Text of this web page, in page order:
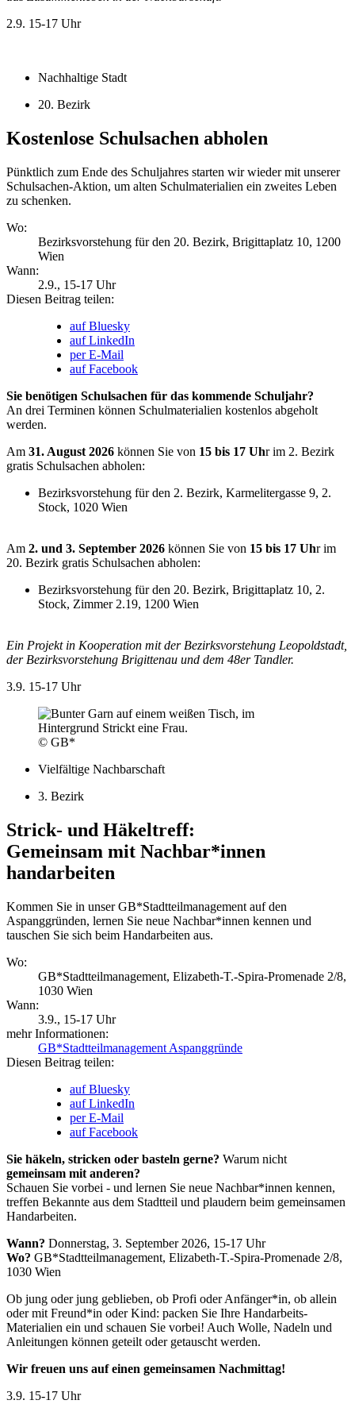
2.9. 15-17 Uhr
Nachhaltige Stadt
20. Bezirk
Kostenlose Schulsachen abholen
Pünktlich zum Ende des Schuljahres starten wir wieder mit unserer
Schulsachen-Aktion, um alten Schulmaterialien ein zweites Leben
zu schenken.
Wo:
Bezirksvorstehung für den 20. Bezirk, Brigittaplatz 10, 1200
Wien
Wann:
2.9., 15-17 Uhr
Diesen Beitrag teilen:
auf Bluesky
auf LinkedIn
per E-Mail
auf Facebook
Sie benötigen Schulsachen für das kommende Schuljahr?
An drei Terminen können Schulmaterialien kostenlos abgeholt
werden.
Am 31. August 2026 können Sie von 15 bis 17 Uhr im 2. Bezirk
gratis Schulsachen abholen:
Bezirksvorstehung für den 2. Bezirk, Karmelitergasse 9, 2.
Stock, 1020 Wien
Am 2. und 3. September 2026 können Sie von 15 bis 17 Uhr im
20. Bezirk gratis Schulsachen abholen:
Bezirksvorstehung für den 20. Bezirk, Brigittaplatz 10, 2.
Stock, Zimmer 2.19, 1200 Wien
Ein Projekt in Kooperation mit der Bezirksvorstehung Leopoldstadt,
der Bezirksvorstehung Brigittenau und dem 48er Tandler.
3.9. 15-17 Uhr
© GB*
Vielfältige Nachbarschaft
3. Bezirk
Strick- und Häkeltreff:
Gemeinsam mit Nachbar*innen
handarbeiten
Kommen Sie in unser GB*Stadtteilmanagement auf den
Aspanggründen, lernen Sie neue Nachbar*innen kennen und
tauschen Sie sich beim Handarbeiten aus.
Wo:
GB*Stadtteilmanagement, Elizabeth-T.-Spira-Promenade 2/8,
1030 Wien
Wann:
3.9., 15-17 Uhr
mehr Informationen:
GB*Stadtteilmanagement Aspanggründe
Diesen Beitrag teilen:
auf Bluesky
auf LinkedIn
per E-Mail
auf Facebook
Sie häkeln, stricken oder basteln gerne? Warum nicht
gemeinsam mit anderen?
Schauen Sie vorbei - und lernen Sie neue Nachbar*innen kennen,
treffen Bekannte aus dem Stadtteil und plaudern beim gemeinsamen
Handarbeiten.
Wann? Donnerstag, 3. September 2026, 15-17 Uhr
Wo? GB*Stadtteilmanagement, Elizabeth-T.-Spira-Promenade 2/8,
1030 Wien
Ob jung oder jung geblieben, ob Profi oder Anfänger*in, ob allein
oder mit Freund*in oder Kind: packen Sie Ihre Handarbeits-
Materialien ein und schauen Sie vorbei! Auch Wolle, Nadeln und
Anleitungen können geteilt oder getauscht werden.
Wir freuen uns auf einen gemeinsamen Nachmittag!
3.9. 15-17 Uhr